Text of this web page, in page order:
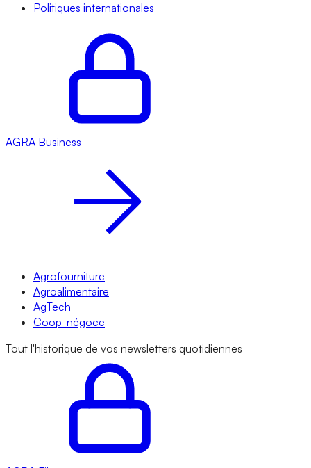
Politiques internationales
AGRA Business
Agrofourniture
Agroalimentaire
AgTech
Coop-négoce
Tout l'historique de vos newsletters quotidiennes